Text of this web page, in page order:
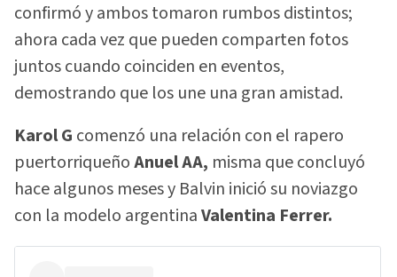
confirmó y ambos tomaron rumbos distintos;
ahora cada vez que pueden comparten fotos
juntos cuando coinciden en eventos,
demostrando que los une una gran amistad.
Karol G comenzó una relación con el rapero
puertorriqueñoAnuel AA, misma que concluyó
hace algunos meses y Balvin inició su noviazgo
con la modelo argentinaValentina Ferrer.